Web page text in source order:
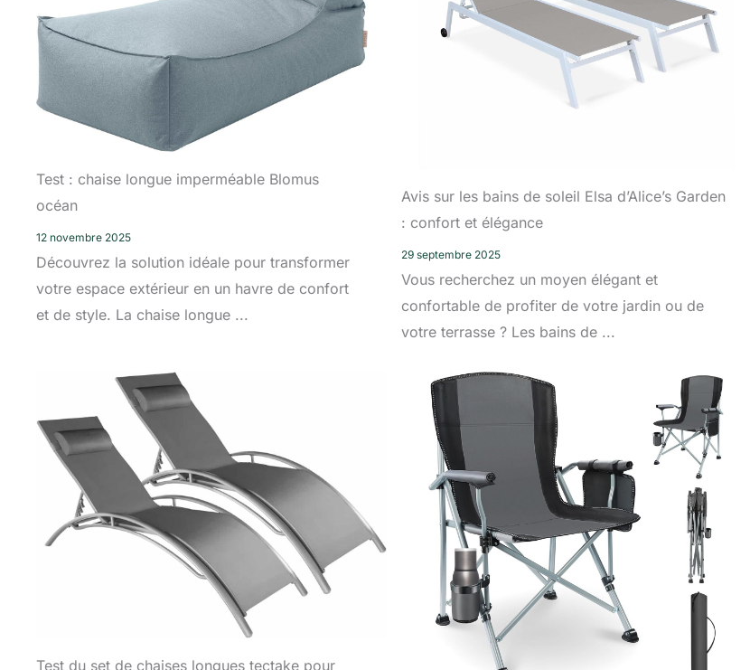
Test : chaise longue imperméable Blomus
océan
12 novembre 2025
Découvrez la solution idéale pour transformer
votre espace extérieur en un havre de confort
et de style. La chaise longue ...
Avis sur les bains de soleil Elsa d’Alice’s Garden
: confort et élégance
29 septembre 2025
Vous recherchez un moyen élégant et
confortable de profiter de votre jardin ou de
votre terrasse ? Les bains de ...
Test du set de chaises longues tectake pour